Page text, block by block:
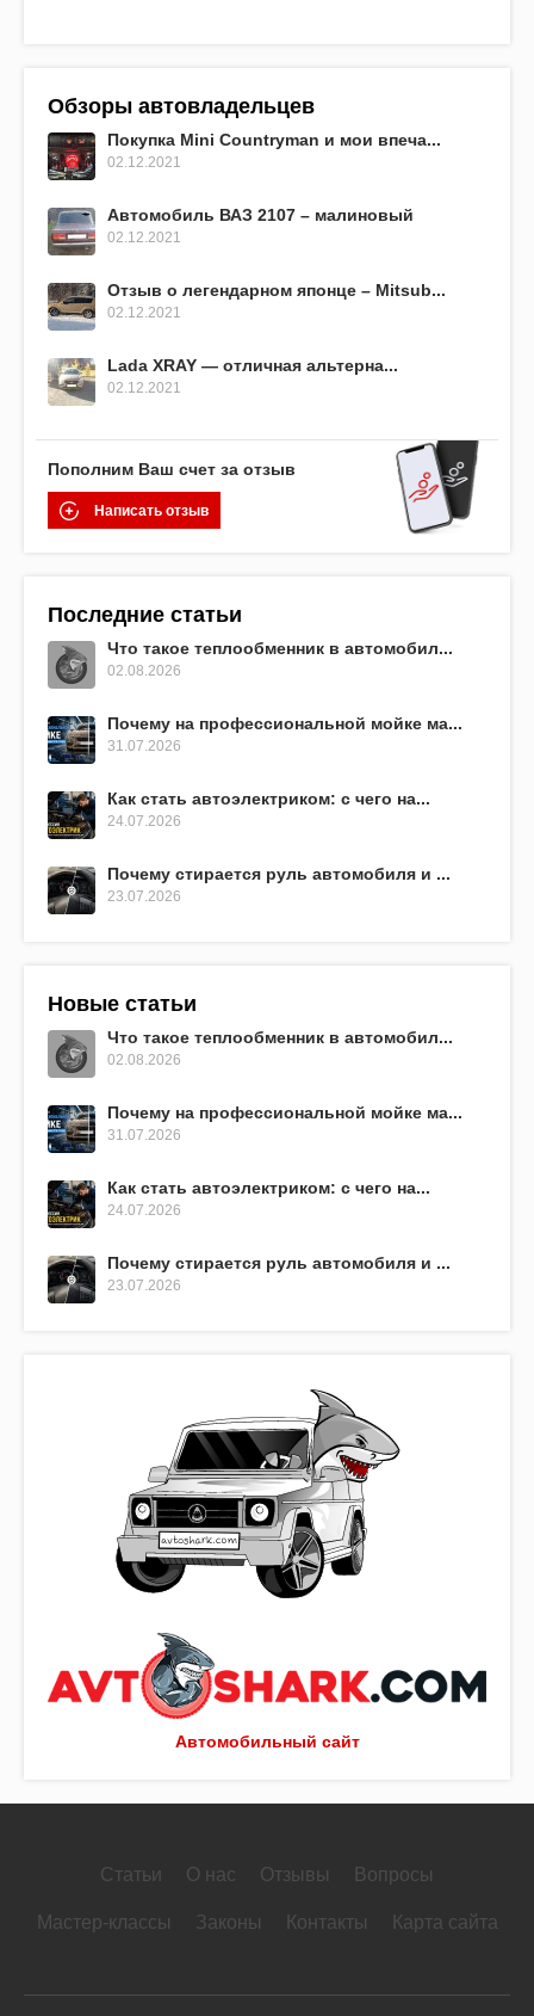
Автомобильный сайт
Обзоры автовладельцев
Покупка Mini Countryman и мои впеча...
02.12.2021
Автомобиль ВАЗ 2107 – малиновый
02.12.2021
Отзыв о легендарном японце – Mitsub...
02.12.2021
Lada XRAY — отличная альтерна...
02.12.2021
Пополним Ваш счет за отзыв
Написать отзыв
Последние статьи
Что такое теплообменник в автомобил...
02.08.2026
Почему на профессиональной мойке ма...
31.07.2026
Как стать автоэлектриком: с чего на...
24.07.2026
Почему стирается руль автомобиля и ...
23.07.2026
Новые статьи
Что такое теплообменник в автомобил...
02.08.2026
Почему на профессиональной мойке ма...
31.07.2026
Как стать автоэлектриком: с чего на...
24.07.2026
Почему стирается руль автомобиля и ...
23.07.2026
Статьи О нас Отзывы Вопросы
Мастер-классы Законы Контакты Карта сайта